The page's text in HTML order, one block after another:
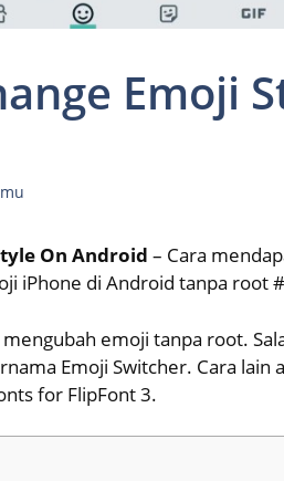
Emoji
On Android – Cara
iPhone di Android tanpa root
emoji tanpa root.
Emoji Switcher. Cara lain
for FlipFont 3.